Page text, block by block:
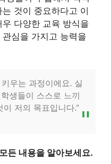
것이 중요하다고 이
다양한 교육 방식을
심을 가지고 능력을
우는 과정이에요. 실
생들이 스스로 느끼
저의 목표입니다.”
든 내용을 알아보세요.